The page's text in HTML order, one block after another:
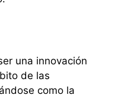
una innovación
de las
como la